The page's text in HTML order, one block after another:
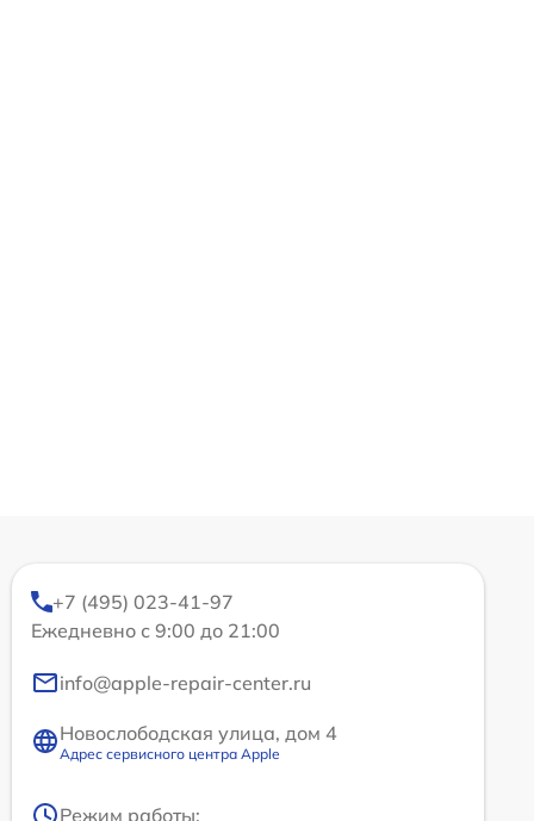
+7 (495) 023-41-97
Ежедневно с 9:00 до 21:00
info@apple-repair-center.ru
Новослободская улица, дом 4
Адрес сервисного центра Apple
Режим работы: